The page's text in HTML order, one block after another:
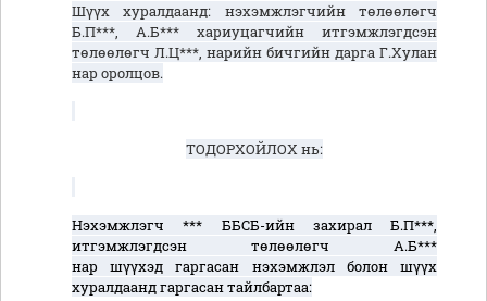
Шүүх хуралдаанд: нэхэмжлэгчийн төлөөлөгч
Б.П***, А.Б***
хариуцагчийн итгэмжлэгдсэн
төлөөлөгч Л.Ц***, нарийн бичгийн дарга Г.Хулан
нар оролцов.
ТОДОРХОЙЛОХ нь:
Нэхэмжлэгч *** ББСБ-ийнзахирал Б.П***,
итгэмжлэгдсэн төлөөлөгч А.Б***
наршүүхэдгаргасан нэхэмжлэл болон шүүх
хуралдаанд гаргасан тайлбартаа: